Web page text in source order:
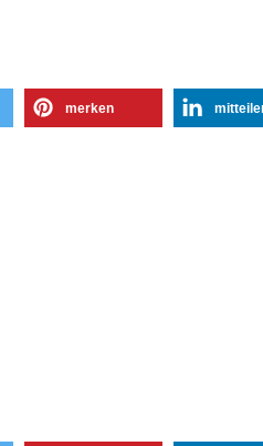
merken